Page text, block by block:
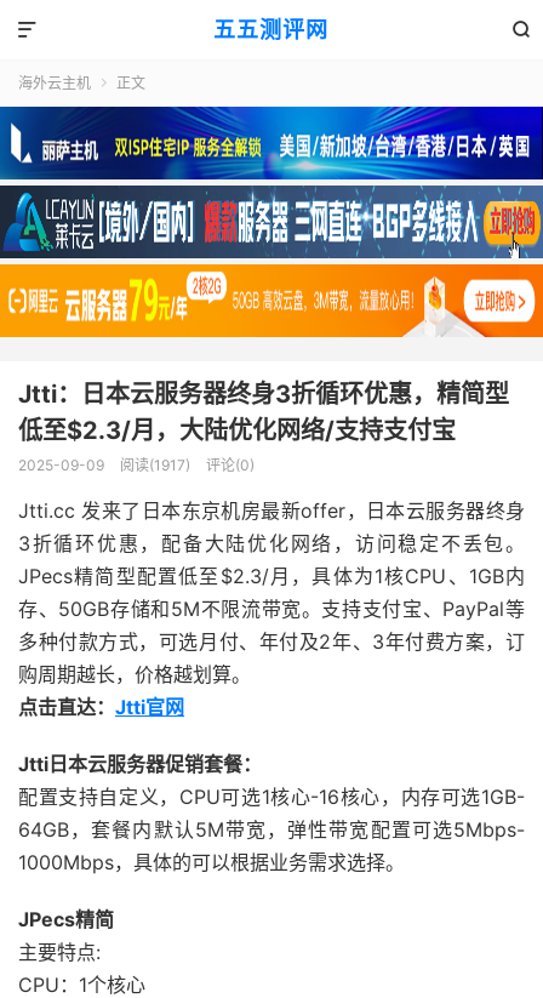
五五测评网 

海外云主机  正文
Jtti：日本云服务器终身3折循环优惠，精简型
低至$2.3/月，大陆优化网络/支持支付宝
2025-09-09 阅读(1917) 评论(0)
Jtti.cc 发来了日本东京机房最新offer，日本云服务器终身
3折循环优惠，配备大陆优化网络，访问稳定不丢包。
JPecs精简型配置低至$2.3/月，具体为1核CPU、1GB内
存、50GB存储和5M不限流带宽。支持支付宝、PayPal等
多种付款方式，可选月付、年付及2年、3年付费方案，订
购周期越长，价格越划算。
点击直达： Jtti官网
Jtti日本云服务器促销套餐：
配置支持自定义，CPU可选1核心-16核心，内存可选1GB-
64GB，套餐内默认5M带宽，弹性带宽配置可选5Mbps-
1000Mbps，具体的可以根据业务需求选择。
JPecs精简
主要特点:
CPU：1个核心